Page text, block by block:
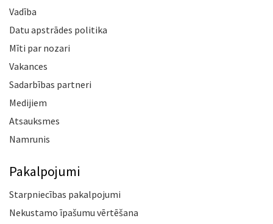
Vadība
Datu apstrādes politika
Mīti par nozari
Vakances
Sadarbības partneri
Medijiem
Atsauksmes
Namrunis
Pakalpojumi
Starpniecības pakalpojumi
Nekustamo īpašumu vērtēšana